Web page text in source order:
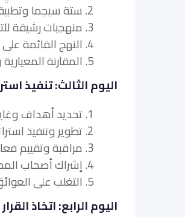
2. ستة سيجما وتطبيقها في التدقيق وتحسين عملية الامتثال
3. منهجيات رشيقة للتدقيق وتحسين عملية الامتثال
4. النهج القائمة على المخاطر لعملية التحسين
5. المقارنة المعيارية وأفضل الممارسات في عمليات التدقيق والامتثال
اليوم الثالث: تنفيذ
1. تحديد أهداف وغايات تحسين العملية
2. تطوير وتنفيذ استراتيجيات تحسين العملية
3. مراقبة وتقييم فعالية مبادرات تحسين العملية
4. إشراك أصحاب المصلحة في رحلة تحسين العملية
5. التغلب على العوائق التي تحول دون تحسين العمليات في عمليات التدقيق والامتثال
اليوم الرابع: اتخاذ